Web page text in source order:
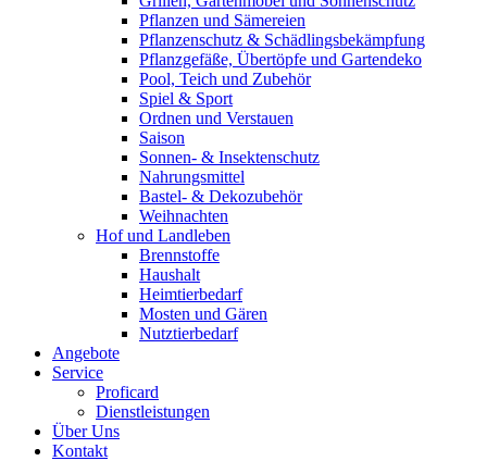
Pflanzen und Sämereien
Pflanzenschutz & Schädlingsbekämpfung
Pflanzgefäße, Übertöpfe und Gartendeko
Pool, Teich und Zubehör
Spiel & Sport
Ordnen und Verstauen
Saison
Sonnen- & Insektenschutz
Nahrungsmittel
Bastel- & Dekozubehör
Weihnachten
Hof und Landleben
Brennstoffe
Haushalt
Heimtierbedarf
Mosten und Gären
Nutztierbedarf
Angebote
Service
Proficard
Dienstleistungen
Über Uns
Kontakt